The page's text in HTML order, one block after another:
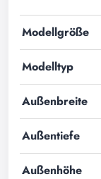
Modellgröße
Modelltyp
Außenbreite
Außentiefe
Außenhöhe